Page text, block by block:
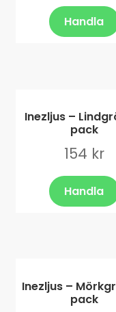
Handla
Inezljus –
pack
154 kr
Handla
Inezljus –
pack